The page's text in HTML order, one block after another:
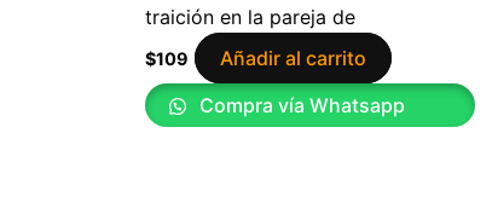
traición en la pareja de
$109
Añadir al carrito
Compra vía Whatsapp